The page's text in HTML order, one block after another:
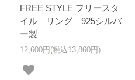
FREE STYLE フリースタ
イル リング 925シルバ
ー製
12,600円(税込13,860円)